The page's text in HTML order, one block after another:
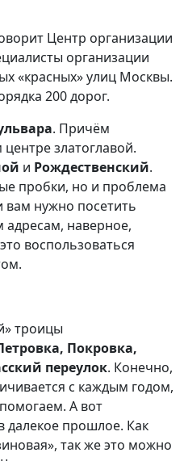
Центр организации
организации
«красных» улиц Москвы.
200 дорог.
. Причём
златоглавой.
и Рождественский.
пробки, но и проблема
вам нужно посетить
адресам, наверное,
воспользоваться
троицы
Покровка,
переулок. Конечно,
с каждым годом,
А вот
далекое прошлое. Как
так же это можно